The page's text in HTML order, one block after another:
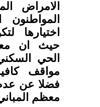
الامراض
المواطنون
اختيارها
حيث ان
الحي
مواقف
فضلا عن
معظم